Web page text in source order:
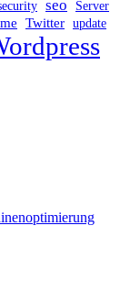
seo Server
Twitter update